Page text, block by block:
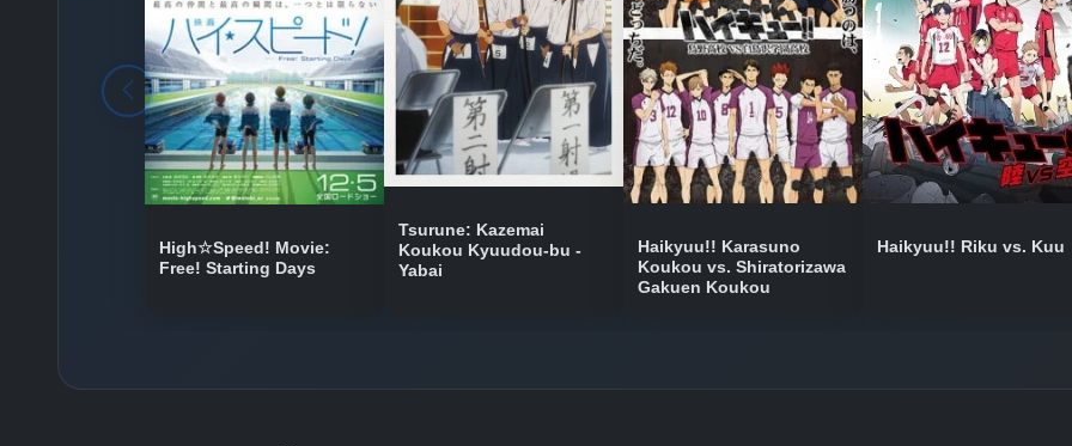
High☆Speed! Movie:
Free! Starting Days
Tsurune: Kazemai
Koukou Kyuudou-bu -
Yabai
Haikyuu!! Karasuno
Koukou vs. Shiratorizawa
Gakuen Koukou
Haikyuu!! Riku vs. Kuu